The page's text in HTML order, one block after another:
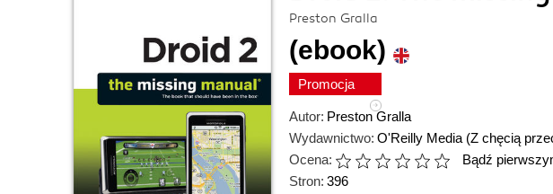
Preston Gralla
(ebook)
Promocja
Autor: Preston Gralla
Wydawnictwo: O'Reilly Media (Z chęcią
Ocena:
Bądź
Stron: 396